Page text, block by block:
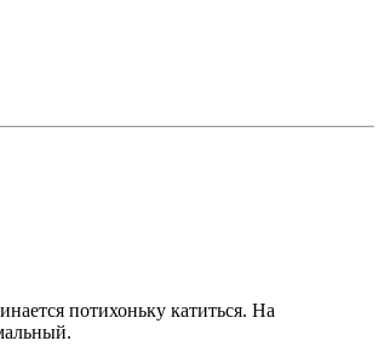
потихоньку катиться. На